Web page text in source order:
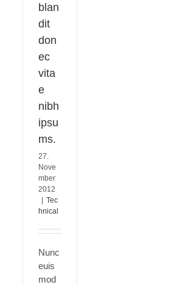
blan
dit
don
ec
vita
e
nibh
ipsu
ms.
27.
Nove
mber
2012
Tec
hnical
Nunc
euis
mod